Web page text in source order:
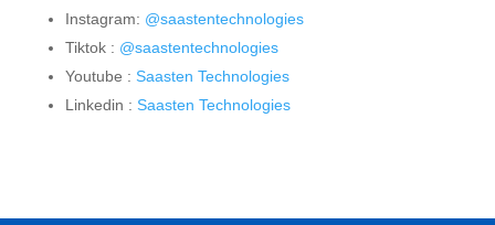
Instagram: @saastentechnologies
Tiktok : @saastentechnologies
Youtube : Saasten Technologies
Linkedin : Saasten Technologies